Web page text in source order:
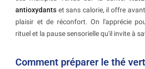
antioxydants et sans calorie, il offre
plaisir et de réconfort. On l'apprécie
rituel et la pause sensorielle qu'il invite à
Comment préparer le thé